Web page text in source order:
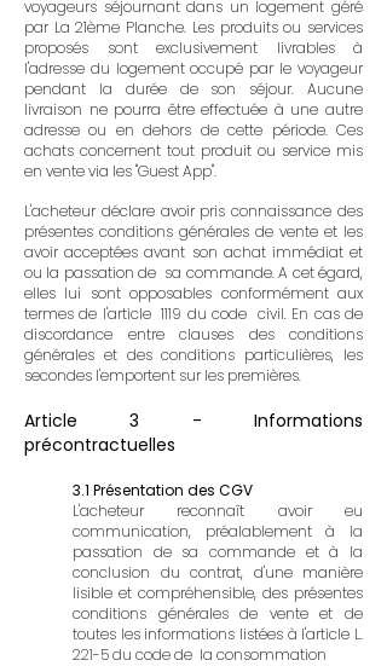
voyageurs séjournant dans un logement géré
par La 21ème Planche. Les produits ou services
proposés sont exclusivement livrables à
l'adresse du logement occupé par le voyageur
pendant la durée de son séjour. Aucune
livraison ne pourra être effectuée à une autre
adresse ou en dehors de cette période. Ces
achats concernent tout produit ou service mis
en vente via les "Guest App".
L'acheteur déclare avoir pris connaissance des
présentes conditions générales de vente et les
avoir acceptées avant son achat immédiat et
ou la passation de sa commande. A cet égard,
elles lui sont opposables conformément aux
termes de l'article 1119 du code civil. En cas de
discordance entre clauses des conditions
générales et des conditions particulières, les
secondes l'emportent sur les premières.
Article 3 - Informations
précontractuelles
3.1 Présentation des CGV
L'acheteur reconnaît avoir eu
communication, préalablement à la
passation de sa commande et à la
conclusion du contrat, d'une manière
lisible et compréhensible, des présentes
conditions générales de vente et de
toutes les informations listées à l'article L.
221-5 du code de la consommation